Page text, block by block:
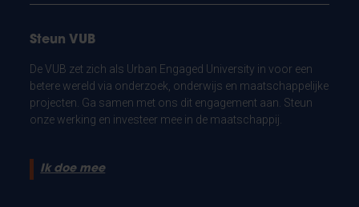
Steun VUB
De VUB zet zich als Urban Engaged University in voor een
betere wereld via onderzoek, onderwijs en maatschappelijke
projecten. Ga samen met ons dit engagement aan. Steun
onze werking en investeer mee in de maatschappij.
Ik doe mee